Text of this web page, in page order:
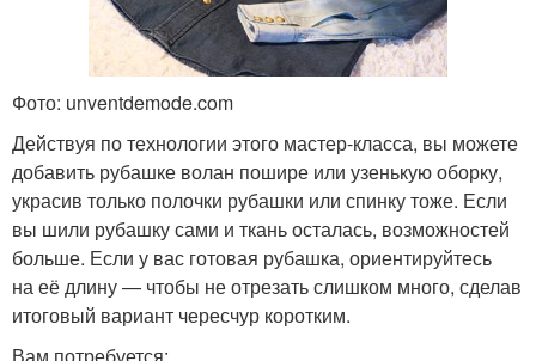
Фото: unventdemode.com
Действуя по технологии этого мастер-класса, вы можете
добавить рубашке волан пошире или узенькую оборку,
украсив только полочки рубашки или спинку тоже. Если
вы шили рубашку сами и ткань осталась, возможностей
больше. Если у вас готовая рубашка, ориентируйтесь
на её длину — чтобы не отрезать слишком много, сделав
итоговый вариант чересчур коротким.